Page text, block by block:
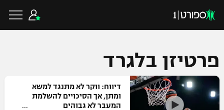
כדורגל ישראלי
פרטיזן בלגרד
דיווח: ווקר לא מתנגד למשא
ומתן, אך הסיכויים להשלמת
המעבר לא גבוהים